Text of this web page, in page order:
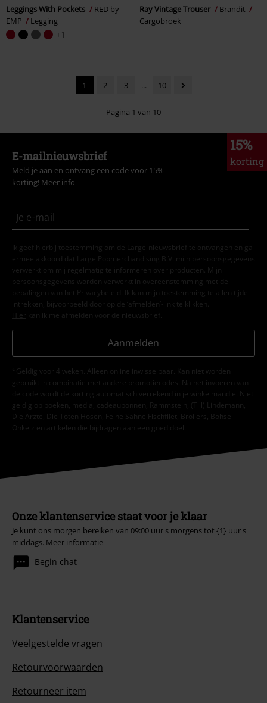
Leggings With Pockets
RED by
EMP
Legging
+1
Ray Vintage Trouser
Brandit
Cargobroek
1 2 3 ... 10
Pagina 1 van 10
15%
korting
E-mailnieuwsbrief
Meld je aan en ontvang een code voor 15%
korting! Meer info
Ik geef hierbij toestemming om de Large-nieuwsbrief te ontvangen en ga
ermee akkoord dat Large Popmerchandising B.V. mijn persoonsgegevens
verwerkt om mij regelmatig te informeren over producten. Mijn
persoonsgegevens worden verwerkt in overeenstemming met de
bepalingen van het
Privacybeleid . Ik kan mijn toestemming te allen tijde
intrekken, bijvoorbeeld door op de ‘afmelden’-link te klikken.
Hier kan ik me afmelden voor de nieuwsbrief.
Aanmelden
*Geldig voor 4 weken. Alleen online inwisselbaar. Kan niet worden
gebruikt in combinatie met andere promotiecodes. Na het invoeren van
de code wordt de korting automatisch verrekend in je winkelmandje. Niet
geldig op boeken, media, cadeaubonnen, Rammstein, (Till) Lindemann,
Die Ärzte, Die Toten Hosen, Feine Sahne Fischfilet, Broilers, Böhse
Onkelz en artikelen die bijdragen aan een goed doel.
Onze klantenservice staat voor je klaar
Je kunt ons morgen bereiken van 09:00 uur s morgens tot {1} uur s
middags. Meer informatie
Begin chat
Klantenservice
Veelgestelde vragen
Retourvoorwaarden
Retourneer item